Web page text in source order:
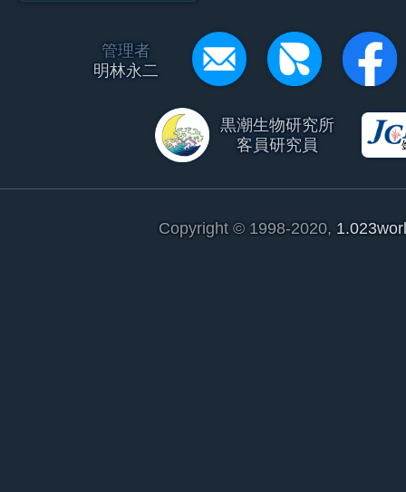
管理者
明林永二
黒潮生物研究所
客員研究員
Copyright © 1998-2020,